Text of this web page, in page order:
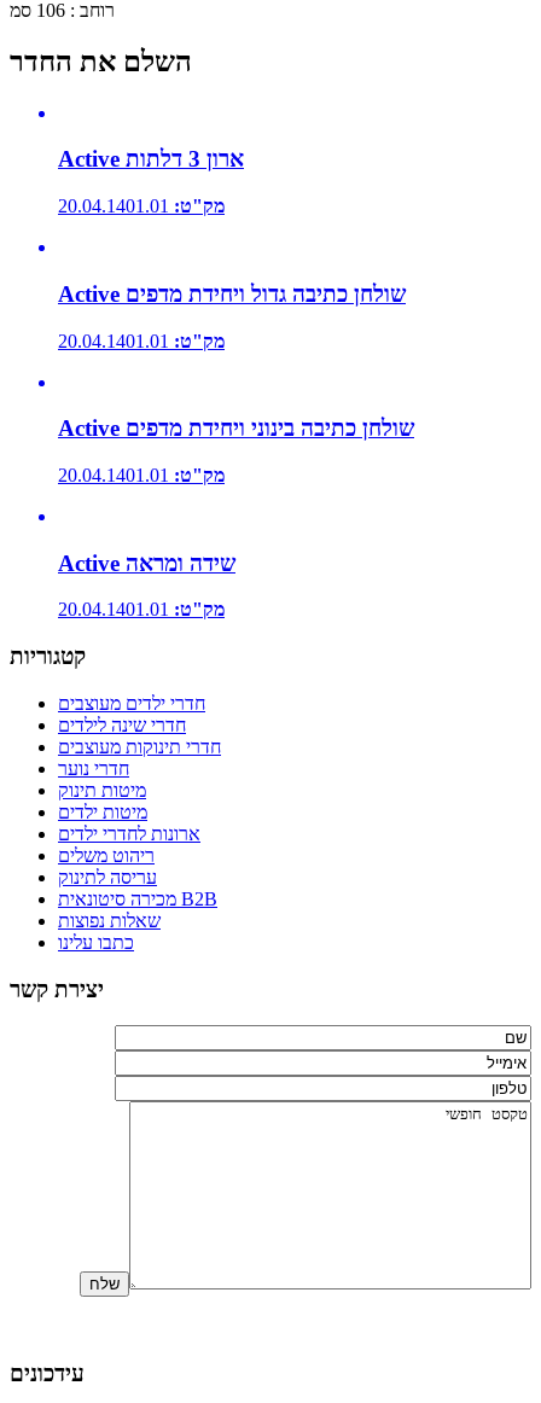
רוחב : 106 סמ
השלם את החדר
Active ארון 3 דלתות
מק"ט:
Active שולחן כתיבה גדול ויחידת מדפים
מק"ט:
Active שולחן כתיבה בינוני ויחידת מדפים
מק"ט:
Active שידה ומראה
מק"ט:
קטגוריות
חדרי ילדים מעוצבים
חדרי שינה לילדים
חדרי תינוקות מעוצבים
חדרי נוער
מיטות תינוק
מיטות ילדים
ארונות לחדרי ילדים
ריהוט משלים
עריסה לתינוק
מכירה סיטונאית B2B
שאלות נפוצות
כתבו עלינו
יצירת קשר
עידכונים